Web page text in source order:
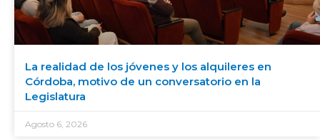
La realidad de los jóvenes y los alquileres en
Córdoba, motivo de un conversatorio en la
Legislatura
Agosto 6, 2026